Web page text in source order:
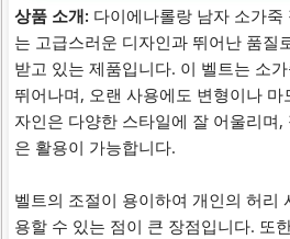
상품 소개: 다이에나롤랑 남자 소가
는 고급스러운 디자인과 뛰어난 품질
받고 있는 제품입니다. 이 벨트는 소
뛰어나며, 오랜 사용에도 변형이나
자인은 다양한 스타일에 잘 어울리며
은 활용이 가능합니다.
벨트의 조절이 용이하여 개인의 허리
용할 수 있는 점이 큰 장점입니다. 또